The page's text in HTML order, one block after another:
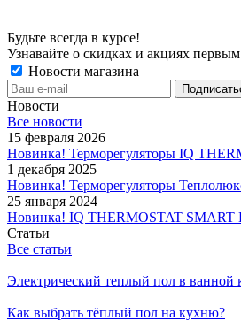
Будьте всегда в курсе!
Узнавайте о скидках и акциях первым
Новости магазина
Новости
Все новости
15 февраля 2026
Новинка! Терморегуляторы IQ
1 декабря 2025
Новинка! Терморегуляторы
25 января 2024
Новинка! IQ THERMOSTAT SMART
Статьи
Все статьи
Электрический теплый пол в ванной
Как выбрать тёплый пол на кухню?